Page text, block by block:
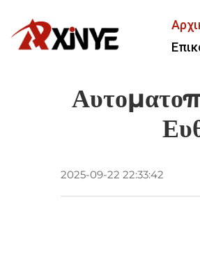
2025-09-22 22:33:42